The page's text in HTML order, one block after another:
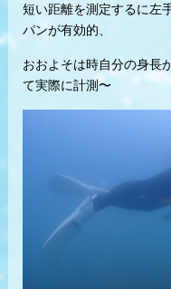
短い距離を測定するに左
パンが有効的、
おおよそは時自分の身長
て実際に計測〜